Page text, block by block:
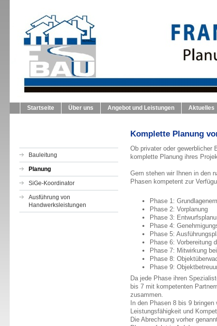
FRANK SCHMERER BAU
Planung Leitung Ausführung
Startseite Über uns Angebot und Leistungen Aktuelles
Bauleitung
Planung
SiGe-Koordinator
Ausführung von
Handwerksleistungen
Komplette Planung
Ob privater oder gewerblicher
komplette Planung ihres
Gern stehen wir Ihnen in den
Phasen kompetent zur
Phase 1:
Phase 2: Vorplanung
Phase 3:
Phase 4:
Phase 5:
Phase 6: Vorbereitung
Phase 7: Mitwirkung
Phase 8:
Phase 9:
Da jede Phase ihren
bis 7 mit kompetenten
zusammen.
In den Phasen 8 bis 9
Leistungsfähigkeit und
Die Abrechnung vorher